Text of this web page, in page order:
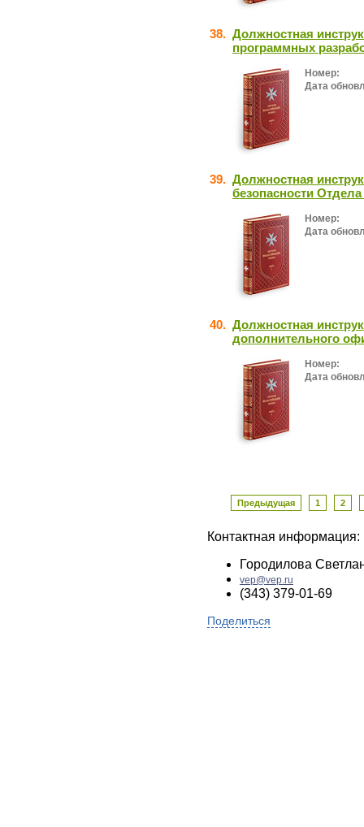
38. Должностная
программных
Номер:
Дата
39. Должностная
безопасности
Номер:
Дата
40. Должностная
дополнительного
Номер:
Дата
Предыдущая 1 2
Контактная информация:
Городилова
vep@vep.ru
(343) 379-01-69
Поделиться